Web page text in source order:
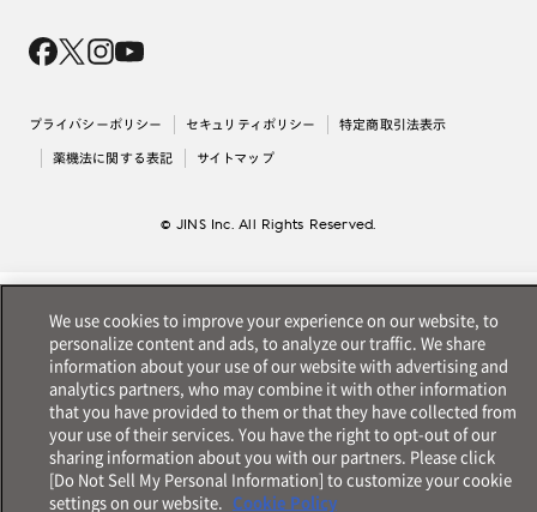
採用情報
出店について
プライバシーポリシー セキュリティポリシー 特定商取引法表示
薬機法に関する表記 サイトマップ
© JINS Inc. All Rights Reserved.
We use cookies to improve your experience on our website, to
personalize content and ads, to analyze our traffic. We share
information about your use of our website with advertising and
analytics partners, who may combine it with other information
that you have provided to them or that they have collected from
your use of their services. You have the right to opt-out of our
sharing information about you with our partners. Please click
[Do Not Sell My Personal Information] to customize your cookie
settings on our website. Cookie Policy